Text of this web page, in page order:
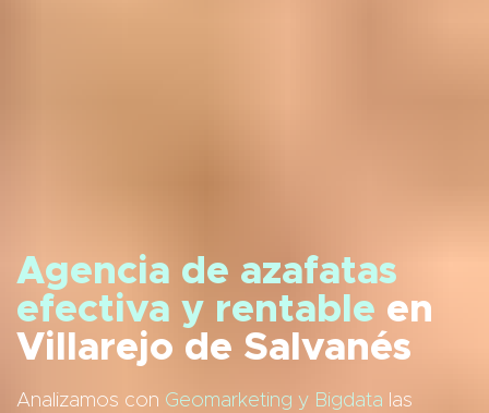
Agencia de azafatas
efectiva y rentable en
Villarejo de Salvanés
Analizamos con Geomarketing y Bigdata las